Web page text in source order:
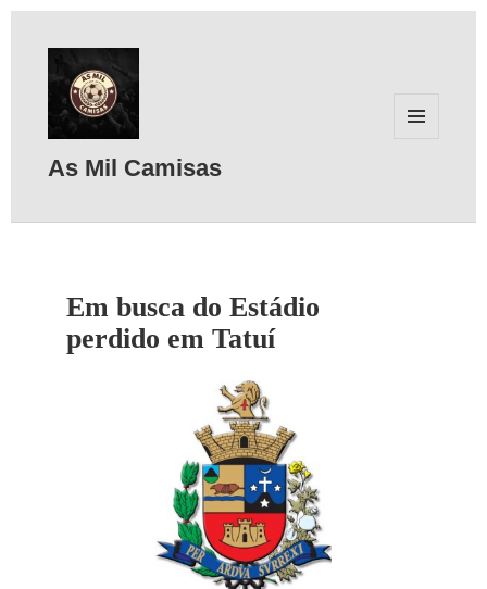
As Mil Camisas
Em busca do Estádio
perdido em Tatuí